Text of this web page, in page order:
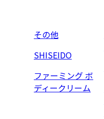
その他
SHISEIDO
ファーミング ボ
ディークリーム